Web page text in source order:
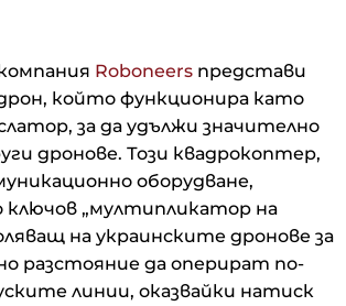
Roboneers представи
който функционира като
за да удължи значително
дронове. Този квадрокоптер,
оборудване,
„мултипликатор на
на украинските дронове за
разстояние да оперират по-
линии, оказвайки натиск